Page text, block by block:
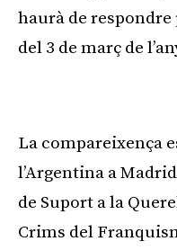
haurà de respondre
del 3 de març de
La compareixença
l’Argentina a
de Suport a la
Crims del